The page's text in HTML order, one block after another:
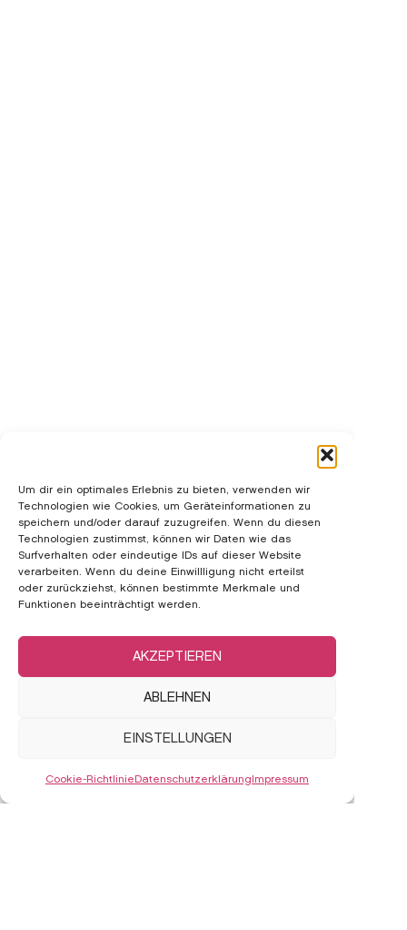
Um dir ein optimales Erlebnis zu bieten, verwenden wir
Technologien wie Cookies, um Geräteinformationen zu
speichern und/oder darauf zuzugreifen. Wenn du diesen
Technologien zustimmst, können wir Daten wie das
Surfverhalten oder eindeutige IDs auf dieser Website
verarbeiten. Wenn du deine Einwillligung nicht erteilst
oder zurückziehst, können bestimmte Merkmale und
Funktionen beeinträchtigt werden.
AKZEPTIEREN
ABLEHNEN
EINSTELLUNGEN
Cookie-Richtlinie Datenschutzerklärung Impressum